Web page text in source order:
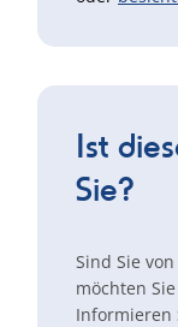
Ist
Sie?
Sind Sie
möchten
Informieren